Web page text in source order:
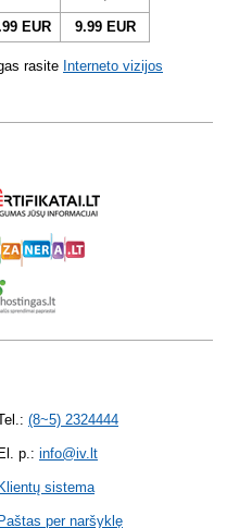
EUR 9.99 EUR
rasite Interneto vizijos
(8~5) 2324444
p.: info@iv.lt
sistema
per naršyklę